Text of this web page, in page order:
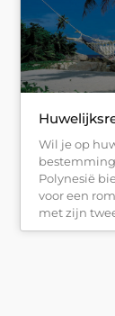
Wil je op
Polynesië
voor een
met zijn